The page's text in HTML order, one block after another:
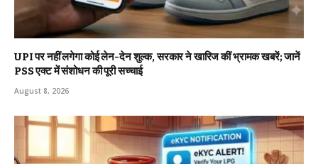
UPI पर नहीं लगेगा कोई लेन-देन शुल्क, सरकार ने खारिज कीं भ्रामक खबरें; जानें
PSS एक्ट में संशोधन की पूरी सच्चाई
August 8, 2026